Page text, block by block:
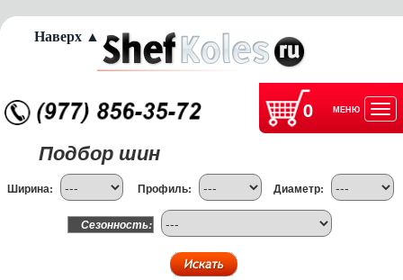
0 МЕНЮ
Подбор шин
Ширина: Профиль: Диаметр:
Сезонность:
Наверх ▲